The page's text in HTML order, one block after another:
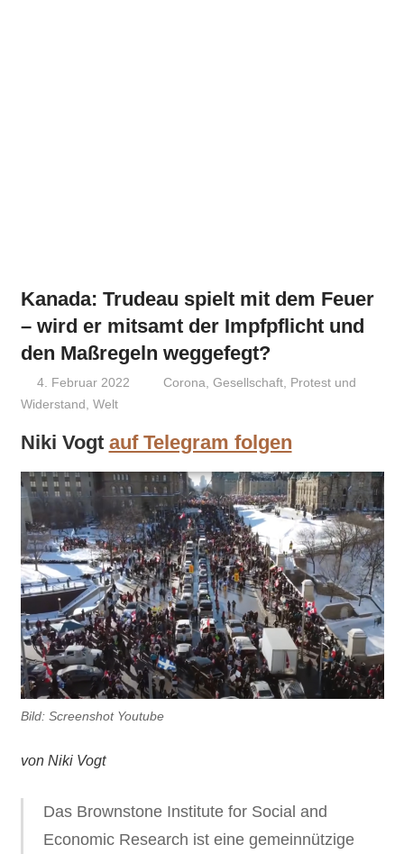
Kanada: Trudeau spielt mit dem Feuer
– wird er mitsamt der Impfpflicht und
den Maßregeln weggefegt?
4. Februar 2022 Niki Vogt
Corona,Gesellschaft, Protest und
Widerstand, Welt
Niki Vogt auf Telegram folgen
Bild: Screenshot Youtube
von Niki Vogt
Das Brownstone Institute for Social and
Economic Research ist eine gemeinnützige